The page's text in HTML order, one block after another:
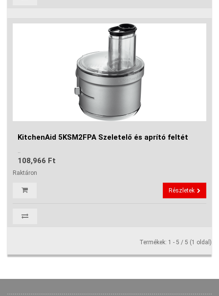
KitchenAid 5KSM2FPA Szeletelő és aprító feltét
..
108,966 Ft
Raktáron
Részletek
Termékek: 1 - 5 / 5 (1 oldal)